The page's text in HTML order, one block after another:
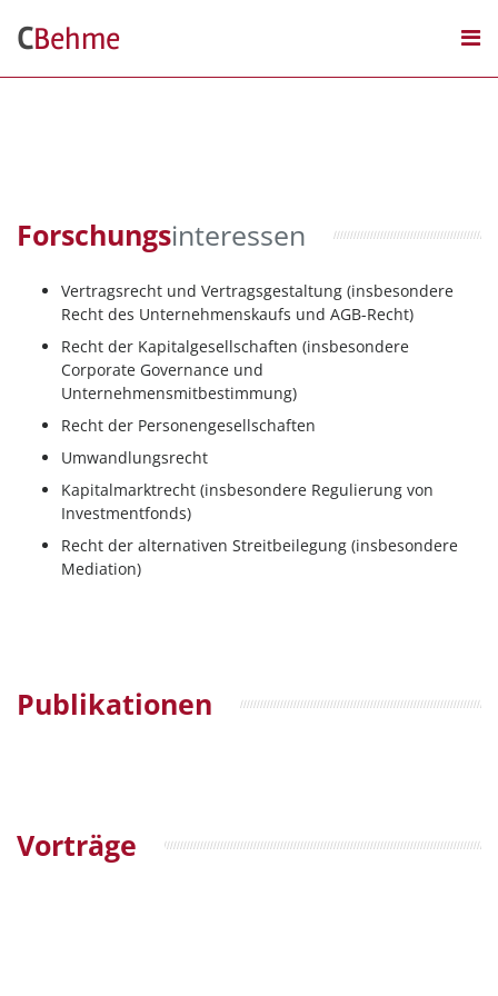
content
CBehme
Forschungsinteressen
Vertragsrecht und Vertragsgestaltung (insbesondere
Recht des Unternehmenskaufs und AGB-Recht)
Recht der Kapitalgesellschaften (insbesondere
Corporate Governance und
Unternehmensmitbestimmung)
Recht der Personengesellschaften
Umwandlungsrecht
Kapitalmarktrecht (insbesondere Regulierung von
Investmentfonds)
Recht der alternativen Streitbeilegung (insbesondere
Mediation)
Publikationen
Vorträge
KONTAKT